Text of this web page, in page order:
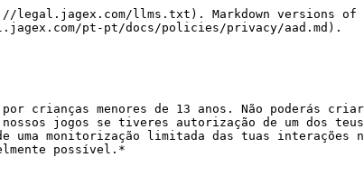
jogos);
* participas numa das nossas competições ou pedes para receber uma das nossas newsletters;
* nos segues nas redes sociais, nos envias mensagens ou comentas nas nossas publicações no Facebook, Instagram, Twitter, etc.; ou
* adquires itens no jogo ou subscrições

**Porque utilizamos as tuas informações?**

Utilizamos as tuas informações:

* para te disponibilizar uma conta e permitir que jogues os nossos jogos ou que nos compres produtos;
* para manter registos sobre quem está a jogar os nossos jogos e sobre quaisquer pagamentos que nos tenham sido feitos;
* para te enviar informações sobre os nossos jogos;
* se participares numa competição;
* para nos ajudar a gerir e a melhorar o nosso negócio (por exemplo, para tornar os nossos jogos melhores para ti);
* para resolver problemas que possas ter ao jogar os nossos jogos;
* para garantir que os nossos jogos são seguros.

Só podemos utilizar as tuas informações quando isso nos é permitido por lei. Por exemplo, é-nos permitido utilizar as tuas informações:

* com o teu consentimento;
* quando somos obrigados por lei;
* para permitir que jogues os nossos jogos e para te disponibilizar produtos que tenhas pedido;
* para os nossos próprios interesses (por exemplo, para nos ajudar a gerir, proteger e melhorar o nosso negócio e os nossos jogos), contanto que isso não te prejudique de nenhuma forma.

Muitas das informações que te pedimos são necessárias para que possas jogar os nossos jogos. Podes sempre optar por não nos fornecer as tuas informações, mas, nesse caso, poderás não conseguir jogar. Quando precisarmos de determinadas informações para gerir os nossos jogos, explicaremos sempre quais são e porquê. O exercício dos teus direitos em matéria de proteção de dados nunca te colocará em apuros nem resultará num tratamento injusto.

**Por quanto tempo guardamos as tuas informações?**

Apenas guardamos informações sobre ti durante o tempo que for necessário. A lei exige que conservemos alguns dados básicos, como o teu nome e informações de pagamento, por um período máximo de sete anos, mas não guardaremos quaisquer informações por mais tempo do que o necessário. Podes solicitar-nos que eliminemos as tuas informações em alguns casos, consulta a secção "Os teus direitos" para saber como. Por vezes, podemos utilizar informações que foram alteradas de forma a que já não possam ser associadas a ti.

**Com quem partilhamos as tuas informações?**

Podemos partilhar as tuas informações:

* com as organizações listadas [aqui](https://legal.jagex.com/pt-pt/docs/policies/privacy#id-180-categories-of-third-parties) (para tipos de prestadores de serviços que podem receber os seus dados quando dispomos de uma base legal) e [aqui](https://legal.jagex.com/pt-pt/docs/partners-and-third-parties/third-party-partners) (para prestadores de serviços de